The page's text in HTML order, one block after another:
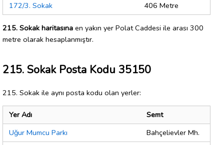
172/3. Sokak
406 Metre
215. Sokak haritasına en yakın yer Polat Caddesi ile arası 300
metre olarak hesaplanmıştır.
215. Sokak Posta Kodu 35150
215. Sokak ile aynı posta kodu olan yerler:
Yer Adı
Semt
Uğur Mumcu Parkı
Bahçelievler Mh.